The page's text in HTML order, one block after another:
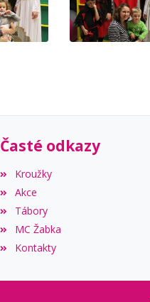
Časté odkazy
Kroužky
Akce
Tábory
MC Žabka
Kontakty